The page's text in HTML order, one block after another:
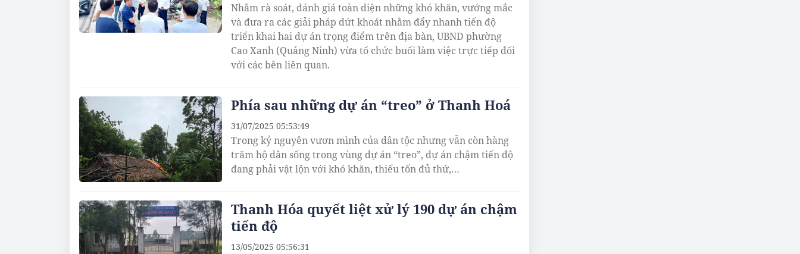
Nhằm rà soát, đánh giá toàn diện những khó khăn, vướng mắc
và đưa ra các giải pháp dứt khoát nhằm đẩy nhanh tiến độ
triển khai hai dự án trọng điểm trên địa bàn, UBND phường
Cao Xanh (Quảng Ninh) vừa tổ chức buổi làm việc trực tiếp đối
với các bên liên quan.
Phía sau những dự án “treo” ở Thanh Hoá
Trong kỷ nguyên vươn mình của dân tộc nhưng vẫn còn hàng
trăm hộ dân sống trong vùng dự án “treo”, dự án chậm tiến độ
đang phải vật lộn với khó khăn, thiếu tốn đủ thứ,…
31/07/2025 05:53:49
Thanh Hóa quyết liệt xử lý 190 dự án chậm
tiến độ
13/05/2025 05:56:31